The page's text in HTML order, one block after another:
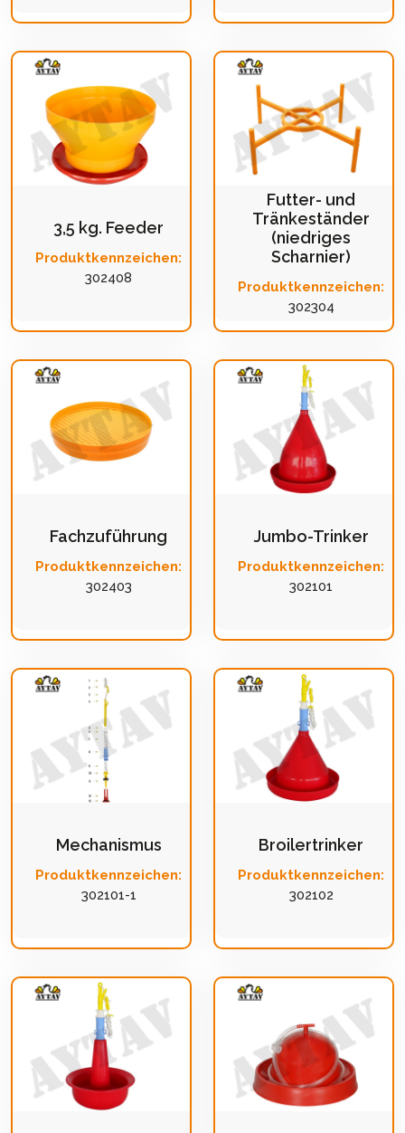
3,5 kg. Feeder
Produktkennzeichen:
302408
Futter- und
Tränkeständer
(niedriges
Scharnier)
Produktkennzeichen:
302304
Fachzuführung
Produktkennzeichen:
302403
Jumbo-Trinker
Produktkennzeichen:
302101
Mechanismus
Produktkennzeichen:
302101-1
Broilertrinker
Produktkennzeichen:
302102